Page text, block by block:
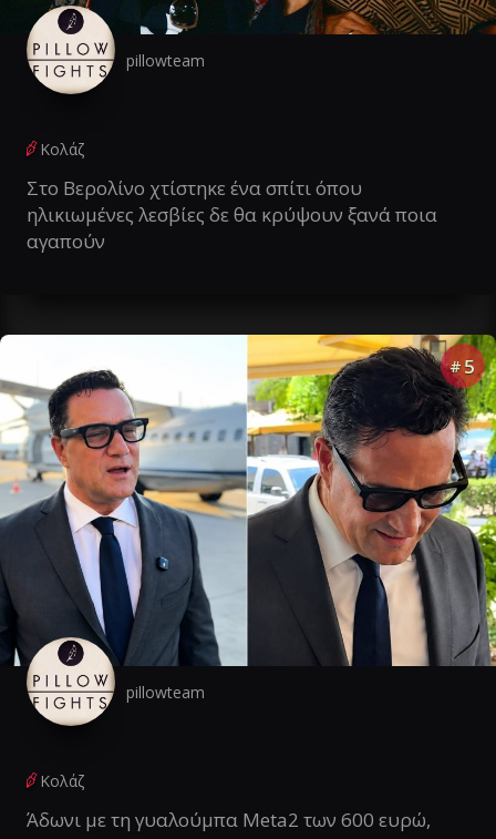
pillowteam
Κολάζ
Στο Βερολίνο χτίστηκε ένα σπίτι όπου
ηλικιωμένες λεσβίες δε θα κρύψουν ξανά ποια
αγαπούν
# 5
pillowteam
Κολάζ
Άδωνι με τη γυαλούμπα Meta2 των 600 ευρώ,